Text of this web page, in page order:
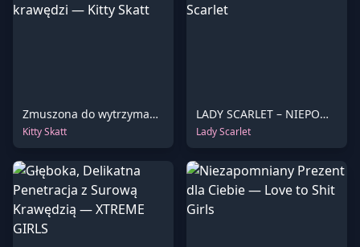
Zmuszona do wytrzymania: Rozpacz doprowadza mnie do krawędzi
Kitty Skatt
LADY SCARLET – NIEPOWSTRZYMANE UWOLNIENIE hd
Lady Scarlet